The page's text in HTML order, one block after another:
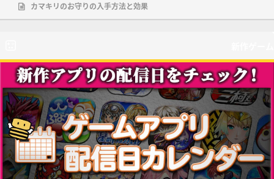
カマキリのお守りの入手方法と効果